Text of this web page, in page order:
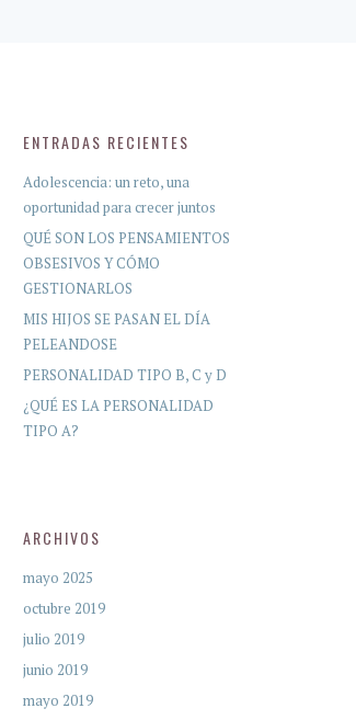
ENTRADAS RECIENTES
Adolescencia: un reto, una
oportunidad para crecer juntos
QUÉ SON LOS PENSAMIENTOS
OBSESIVOS Y CÓMO
GESTIONARLOS
MIS HIJOS SE PASAN EL DÍA
PELEANDOSE
PERSONALIDAD TIPO B, C y D
¿QUÉ ES LA PERSONALIDAD
TIPO A?
ARCHIVOS
mayo 2025
octubre 2019
julio 2019
junio 2019
mayo 2019